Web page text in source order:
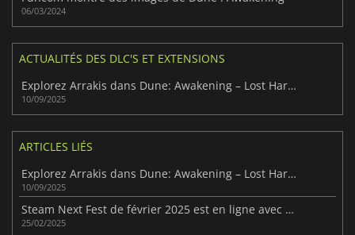
06/03/2024
ACTUALITÉS DES DLC'S ET EXTENSIONS
Explorez Arrakis dans Dune: Awakening – Lost Harvest
10/09/2025
ARTICLES LIÉS
Explorez Arrakis dans Dune: Awakening – Lost Harvest
10/09/2025
Steam Next Fest de février 2025 est en ligne avec plein de démos à essayer
25/02/2025